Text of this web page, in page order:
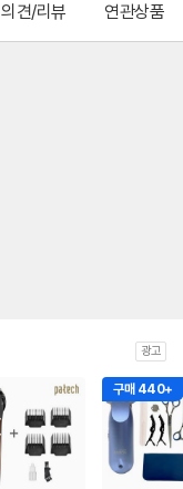
의견/리뷰 연관상품
광고
구매 440+